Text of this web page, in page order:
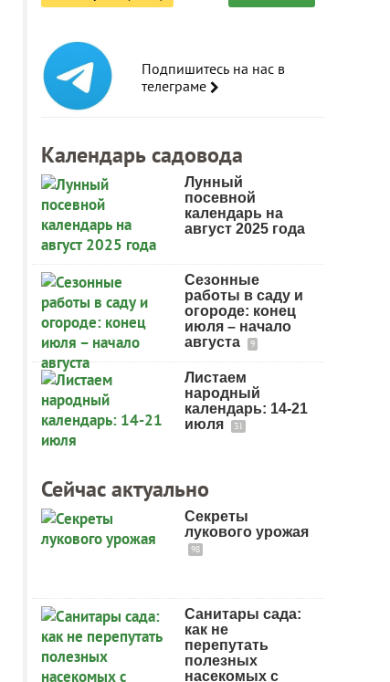
Подпишитесь на нас в
телеграме
Календарь садовода
Лунный
посевной
календарь на
август 2025 года
Сезонные
работы в саду и
огороде: конец
июля – начало
августа
9
Листаем
народный
календарь: 14-21
июля
31
Сейчас актуально
Секреты
лукового урожая
98
Санитары сада:
как не
перепутать
полезных
насекомых с